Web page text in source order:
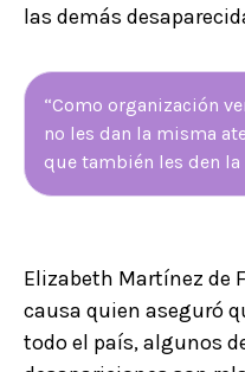
las demás
“Como organización
no les dan la misma
que también les den
Elizabeth Martínez de
causa quien aseguró
todo el país, algunos